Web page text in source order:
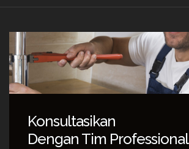
Konsultasikan
Dengan Tim Professional